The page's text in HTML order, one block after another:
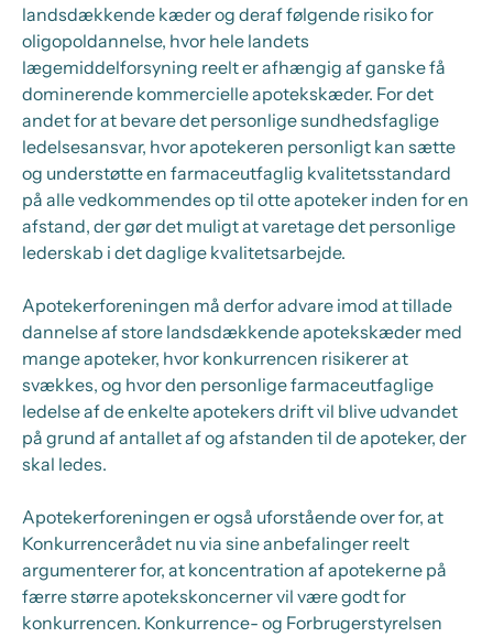
landsdækkende kæder og deraf følgende risiko for
oligopoldannelse, hvor hele landets
lægemiddelforsyning reelt er afhængig af ganske få
dominerende kommercielle apotekskæder. For det
andet for at bevare det personlige sundhedsfaglige
ledelsesansvar, hvor apotekeren personligt kan sætte
og understøtte en farmaceutfaglig kvalitetsstandard
på alle vedkommendes op til otte apoteker inden for en
afstand, der gør det muligt at varetage det personlige
lederskab i det daglige kvalitetsarbejde.
Apotekerforeningen må derfor advare imod at tillade
dannelse af store landsdækkende apotekskæder med
mange apoteker, hvor konkurrencen risikerer at
svækkes, og hvor den personlige farmaceutfaglige
ledelse af de enkelte apotekers drift vil blive udvandet
på grund af antallet af og afstanden til de apoteker, der
skal ledes.
Apotekerforeningen er også uforstående over for, at
Konkurrencerådet nu via sine anbefalinger reelt
argumenterer for, at koncentration af apotekerne på
færre større apotekskoncerner vil være godt for
konkurrencen. Konkurrence- og Forbrugerstyrelsen